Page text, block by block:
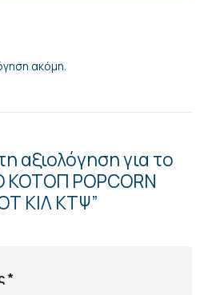
ακόμη.
αξιολόγηση για το
ΚΟΤΟΠ POPCORN
KIΛ ΚΤΨ”
*